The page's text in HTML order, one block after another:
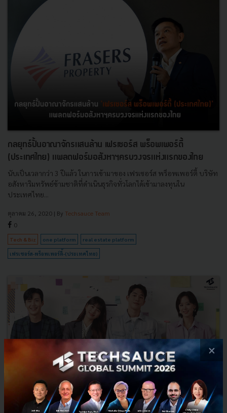
กลยุทธ์ปั้นอาณาจักรแสนล้าน เฟรเซอร์ส พร็อพเพอร์ตี้
(ประเทศไทย) แพลตฟอร์มอสังหาฯครบวงจรแห่งแรกของไทย
นับเป็นเวลากว่า 3 ปีแล้ว ในการเข้ามาของ เฟรเซอร์ส พร็อพเพอร์ตี้ บริษัท
อสังหาริมทรัพย์ข้ามชาติที่ดำเนินธุรกิจทั่วโลกได้เข้ามาลงทุนใน
ประเทศไทย...
ตุลาคม 26, 2020 | By Techsauce Team
0
Tech & Biz one platform real estate platform
เฟรเซอร์ส-พร็อพเพอร์ตี้-(ประเทศไทย)
×